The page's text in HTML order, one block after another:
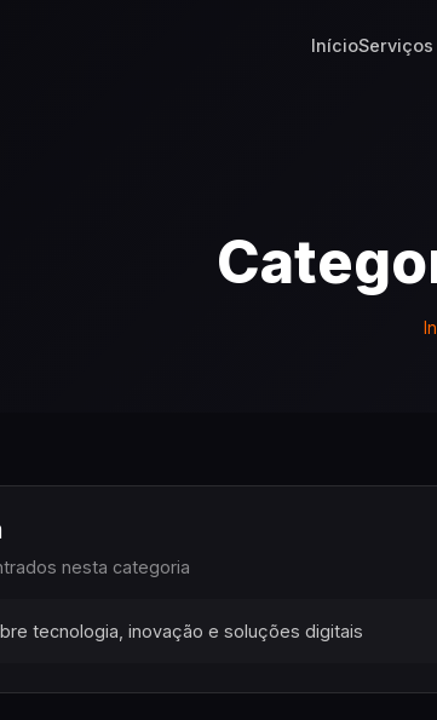
InícioServiços
nesta categoria
tecnologia, inovação e soluções digitais